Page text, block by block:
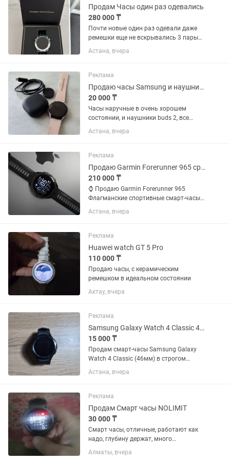
Продам Часы один раз одевались
280 000 ₸
Почти новые один раз одевали даже
ремешки еще не вскрывались 3 пары
ремешков цена на каспи 329.000
Астана, вчера
Реклама
Продаю часы Samsung и наушники buds 2
20 000 ₸
Часы наручные в очень хорошем
состоянии, и наушники buds 2, все
работает.
Астана, вчера
Реклама
Продаю Garmin Forerunner 965 срочно
210 000 ₸
⌚ Продаю Garmin Forerunner 965
Флагманские спортивные смарт-часы
Garmin в отличном состоянии. ✅
Подойдут для бега, велоспорта,
повседневного использования. 💚
Следят...
Астана, вчера
Реклама
Huawei watch GT 5 Pro
110 000 ₸
Продаю часы, с керамическим
ремешком в идеальном состоянии
Актау, вчера
Реклама
Samsung Galaxy Watch 4 Classic 46mm, Черные
15 000 ₸
Продам смарт-часы Samsung Galaxy
Watch 4 Classic (46мм) в строгом
черном цвете. Модель с крутым
крутящимся безелем, смотрится на
Технически всё работает идеально
(пульс,...
Астана, вчера
Реклама
Продам Смарт часы NOLIMIT
30 000 ₸
Смарт часы, отличные, работают как
надо, глубину держат, много
циферблатов, много функций,запасной
ремешок, коробка все имеется
Алматы, вчера